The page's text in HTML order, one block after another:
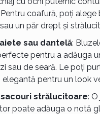
coafură, poți alege
un păr drept și
sau dantelă:
pentru a adăuga
sau de seară. Le poți
pentru un look
strălucitoare:
poate adăuga o notă